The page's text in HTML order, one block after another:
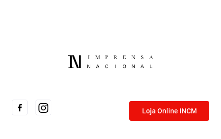
Loja Online INCM